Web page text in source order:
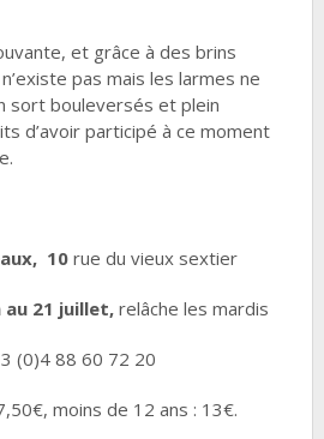
et grâce à des brins
pas mais les larmes ne
sort bouleversés et plein
d’avoir participé à ce moment
10rue du vieux sextier
au 21 juillet, relâche les mardis
(0)4 88 60 72 20
moins de 12 ans : 13€.